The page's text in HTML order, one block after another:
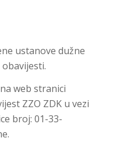
ustanove dužne
web stranici
ZZO ZDK u vezi
broj: 01-33-